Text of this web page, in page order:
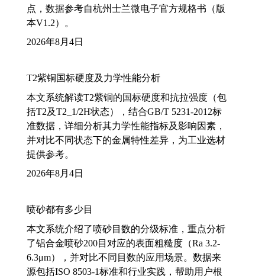
点，数据参考自杭州士兰微电子官方规格书（版
本V1.2）。
2026年8月4日
T2紫铜国标硬度及力学性能分析
本文系统解读T2紫铜的国标硬度和抗拉强度（包
括T2及T2_1/2H状态），结合GB/T 5231-2012标
准数据，详细分析其力学性能指标及影响因素，
并对比不同状态下的金属特性差异，为工业选材
提供参考。
2026年8月4日
喷砂都有多少目
本文系统介绍了喷砂目数的分级标准，重点分析
了铝合金喷砂200目对应的表面粗糙度（Ra 3.2-
6.3μm），并对比不同目数的应用场景。数据来
源包括ISO 8503-1标准和行业实践，帮助用户根